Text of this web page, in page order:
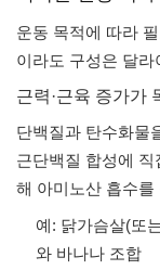
운동 목적에 따라
이라도 구성은 달
근력·근육 증가가
단백질과 탄수화물
근단백질 합성에
해 아미노산 흡수
예: 닭가슴살(또
와 바나나 조합